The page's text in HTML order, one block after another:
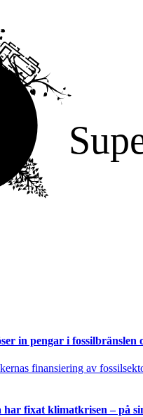
in pengar i fossilbränslen
finansiering av
fixat klimatkrisen – på